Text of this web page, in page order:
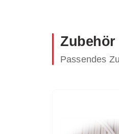
Zubehör
Passendes